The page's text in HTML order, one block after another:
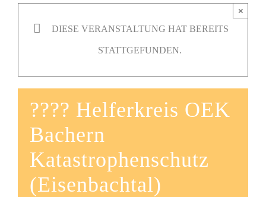
DIESE VERANSTALTUNG HAT BEREITS
STATTGEFUNDEN.
×
???? Helferkreis OEK
Bachern
Katastrophenschutz
(Eisenbachtal)